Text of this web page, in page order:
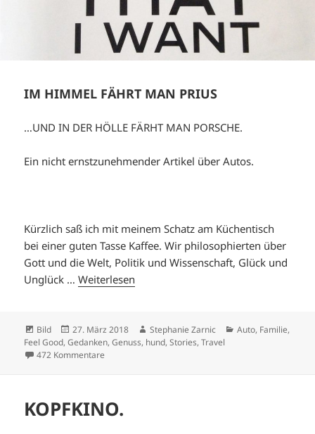
IM HIMMEL FÄHRT MAN PRIUS
…UND IN DER HÖLLE FÄRHT MAN PORSCHE.
Ein nicht ernstzunehmender Artikel über Autos.
Kürzlich saß ich mit meinem Schatz am Küchentisch
bei einer guten Tasse Kaffee. Wir philosophierten über
Gott und die Welt, Politik und Wissenschaft, Glück und
Unglück …Weiterlesen
Format
Bild
Veröffentlicht
am
27. März 2018 Autor
Stephanie Zarnic Kategorien
Auto, Familie,
Feel Good,Gedanken,Genuss, hund,Stories,Travel
472 Kommentare
KOPFKINO.